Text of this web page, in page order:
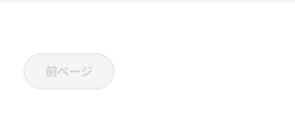
前ページ